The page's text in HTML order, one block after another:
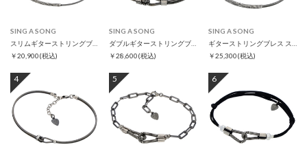
SING A SONG
￥20,900(税込)
SING A SONG
￥28,600(税込)
SING A SONG
￥25,300(税込)
4 5 6